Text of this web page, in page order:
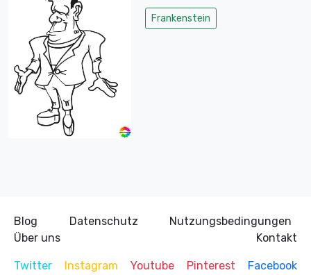
Frankenstein
Blog Datenschutz
Nutzungsbedingungen
Über uns
Kontakt
Twitter Instagram Youtube Pinterest Facebook